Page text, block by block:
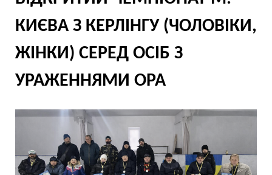
КИЄВА З КЕРЛІНГУ (ЧОЛОВІКИ,
ЖІНКИ) СЕРЕД ОСІБ З
УРАЖЕННЯМИ ОРА